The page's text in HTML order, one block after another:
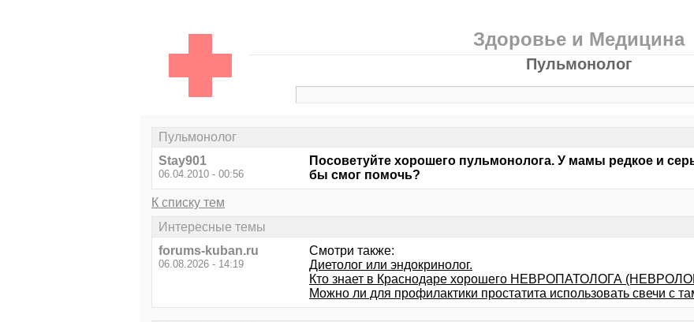
Здоровье и Медицина
Пульмонолог
Пульмонолог
Stay901
06.04.2010 - 00:56
Посоветуйте хорошего пульмонолога. У мамы редкое и
бы смог помочь?
К списку тем
Интересные темы
forums-kuban.ru
06.08.2026 - 14:19
Смотри также:
Диетолог или эндокринолог.
Кто знает в Краснодаре хорошего НЕВРОПАТОЛОГА
Можно ли для профилактики простатита использовать свечи с